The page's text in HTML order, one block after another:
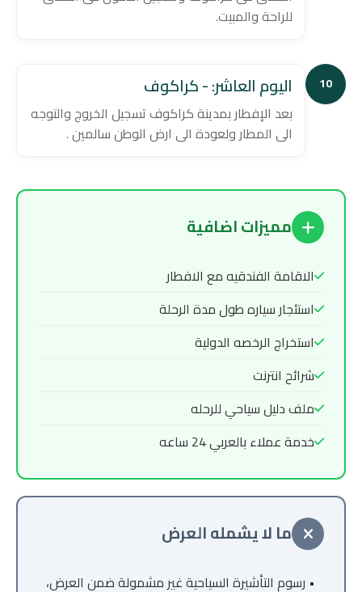
للراحة والمبيت.
10 اليوم العاشر: - كراكوف
بعد الإفطار بمدينة كراكوف تسجيل الخروج والتوجه
الى المطار ولعودة الى ارض الوطن سالمين .
مميزات اضافية
الاقامة الفندقيه مع الافطار
استئجار سياره طول مدة الرحلة
استخراج الرخصه الدولية
شرائح انترنت
ملف دليل سياحي للرحله
خدمة عملاء بالعربي 24 ساعه
ما لا يشمله العرض
• رسوم التأشيرة السياحية غير مشمولة ضمن العرض،